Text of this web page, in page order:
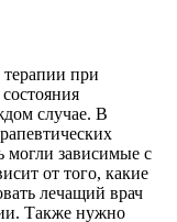
при
случае. В
зависимые с
от того, какие
лечащий врач
Также нужно